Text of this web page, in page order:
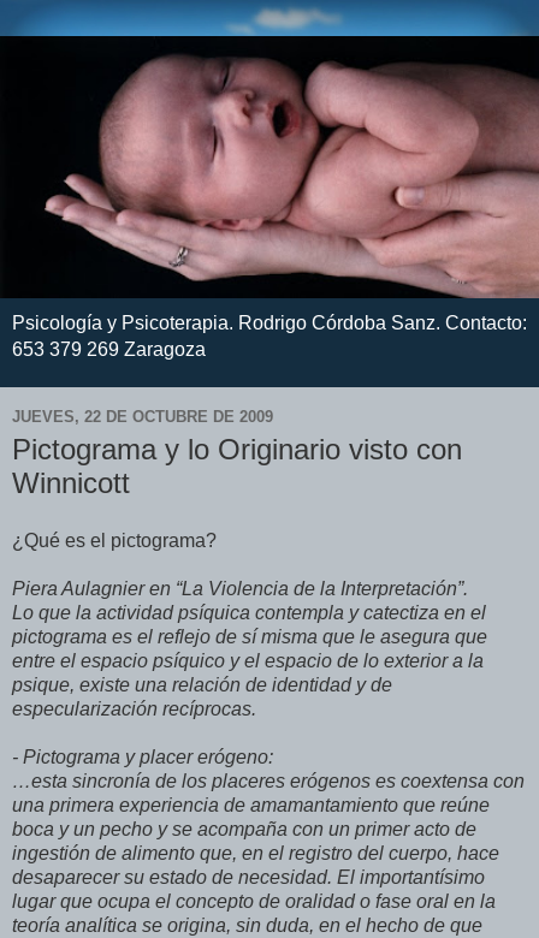
Psicología y Psicoterapia. Rodrigo Córdoba Sanz. Contacto:
653 379 269 Zaragoza
JUEVES, 22 DE OCTUBRE DE 2009
Pictograma y lo Originario visto con
Winnicott
¿Qué es el pictograma?
Piera Aulagnier en “La Violencia de la Interpretación”.
Lo que la actividad psíquica contempla y catectiza en el
pictograma es el reflejo de sí misma que le asegura que
entre el espacio psíquico y el espacio de lo exterior a la
psique, existe una relación de identidad y de
especularización recíprocas.
- Pictograma y placer erógeno:
…esta sincronía de los placeres erógenos es coextensa con
una primera experiencia de amamantamiento que reúne
boca y un pecho y se acompaña con un primer acto de
ingestión de alimento que, en el registro del cuerpo, hace
desaparecer su estado de necesidad. El importantísimo
lugar que ocupa el concepto de oralidad o fase oral en la
teoría analítica se origina, sin duda, en el hecho de que